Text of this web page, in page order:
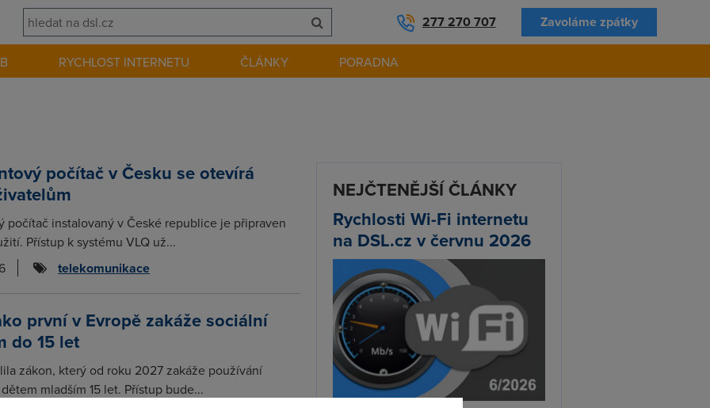
277 270 707 Zavoláme zpátky
RYCHLOST INTERNETU ČLÁNKY PORADNA
počítač v Česku se otevírá
počítač instalovaný v České republice je připraven
Přístup k systému VLQ už...
telekomunikace
první v Evropě zakáže sociální
do 15 let
zákon, který od roku 2027 zakáže používání
mladším 15 let. Přístup bude...
NEJČTENĚJŠÍ ČLÁNKY
Rychlosti Wi-Fi internetu
na DSL.cz v červnu 2026